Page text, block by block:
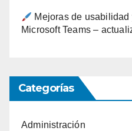
Mejoras de
Microsoft Teams –
Categorías
Administración